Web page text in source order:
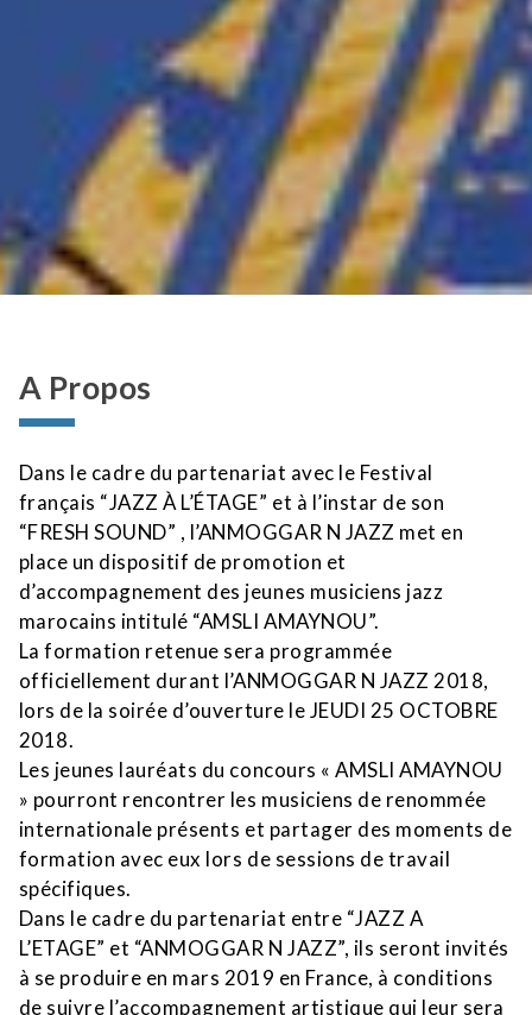
A Propos
Dans le cadre du partenariat avec le Festival
français “JAZZ À L’ÉTAGE” et à l’instar de son
“FRESH SOUND” , l’ANMOGGAR N JAZZ met en
place un dispositif de promotion et
d’accompagnement des jeunes musiciens jazz
marocains intitulé “AMSLI AMAYNOU”.
La formation retenue sera programmée
officiellement durant l’ANMOGGAR N JAZZ 2018,
lors de la soirée d’ouverture le JEUDI 25 OCTOBRE
2018.
Les jeunes lauréats du concours « AMSLI AMAYNOU
» pourront rencontrer les musiciens de renommée
internationale présents et partager des moments de
formation avec eux lors de sessions de travail
spécifiques.
Dans le cadre du partenariat entre “JAZZ A
L’ETAGE” et “ANMOGGAR N JAZZ”, ils seront invités
à se produire en mars 2019 en France, à conditions
de suivre l’accompagnement artistique qui leur sera